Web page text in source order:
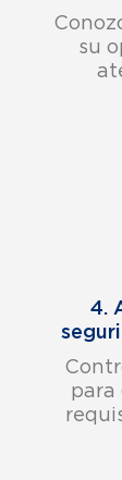
su
4.
para